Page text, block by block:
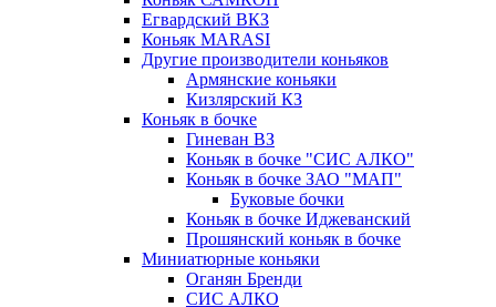
Егвардский ВКЗ
Коньяк MARASI
Другие производители коньяков
Армянские коньяки
Кизлярский КЗ
Коньяк в бочке
Гиневан ВЗ
Коньяк в бочке "СИС АЛКО"
Коньяк в бочке ЗАО "МАП"
Буковые бочки
Коньяк в бочке Иджеванский
Прошянский коньяк в бочке
Миниатюрные коньяки
Оганян Бренди
СИС АЛКО